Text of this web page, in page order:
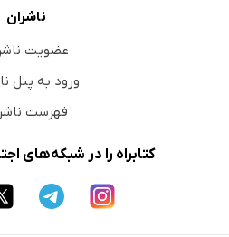
ناشران
عضویت
ورود به پنل
فهرست
کتابراه را در شبکه‌های